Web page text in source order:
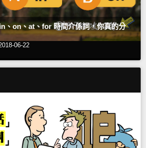
、on、at、for 時間介係詞，你真的分
06-22